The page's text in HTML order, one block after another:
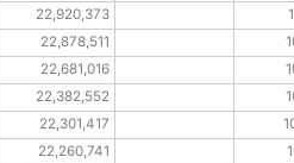
22,920,373
22,878,511
22,681,016
22,382,552
22,301,417
22,260,741